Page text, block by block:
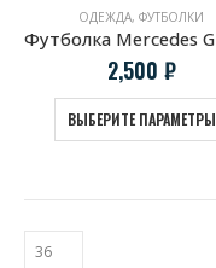
ОДЕЖДА, ФУТБОЛКИ
2,500 ₽
ВЫБЕРИТЕ ПАРАМЕТРЫ